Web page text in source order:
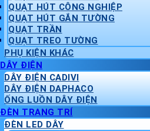
QUẠT HÚT CÔNG NGHIỆP
QUẠT HÚT GẮN TƯỜNG
QUẠT TRẦN
QUẠT TREO TƯỜNG
PHỤ KIỆN KHÁC
DÂY ĐIỆN
DÂY ĐIỆN CADIVI
DÂY ĐIỆN DAPHACO
ỐNG LUỒN DÂY ĐIỆN
ĐÈN TRANG TRÍ
ĐÈN LED DÂY